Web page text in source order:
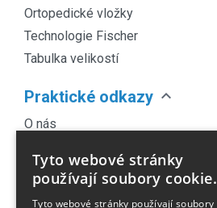
Ortopedické vložky
Technologie Fischer
Tabulka velikostí
Praktické odkazy expand_more
O nás
Obchodní podmínky
Časté dotazy
Tyto webové stránky
používají soubory cookie.
Tyto webové stránky používají soubory